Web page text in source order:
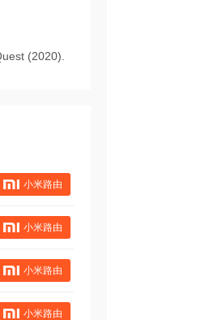
(2020).
小米路由
小米路由
小米路由
小米路由